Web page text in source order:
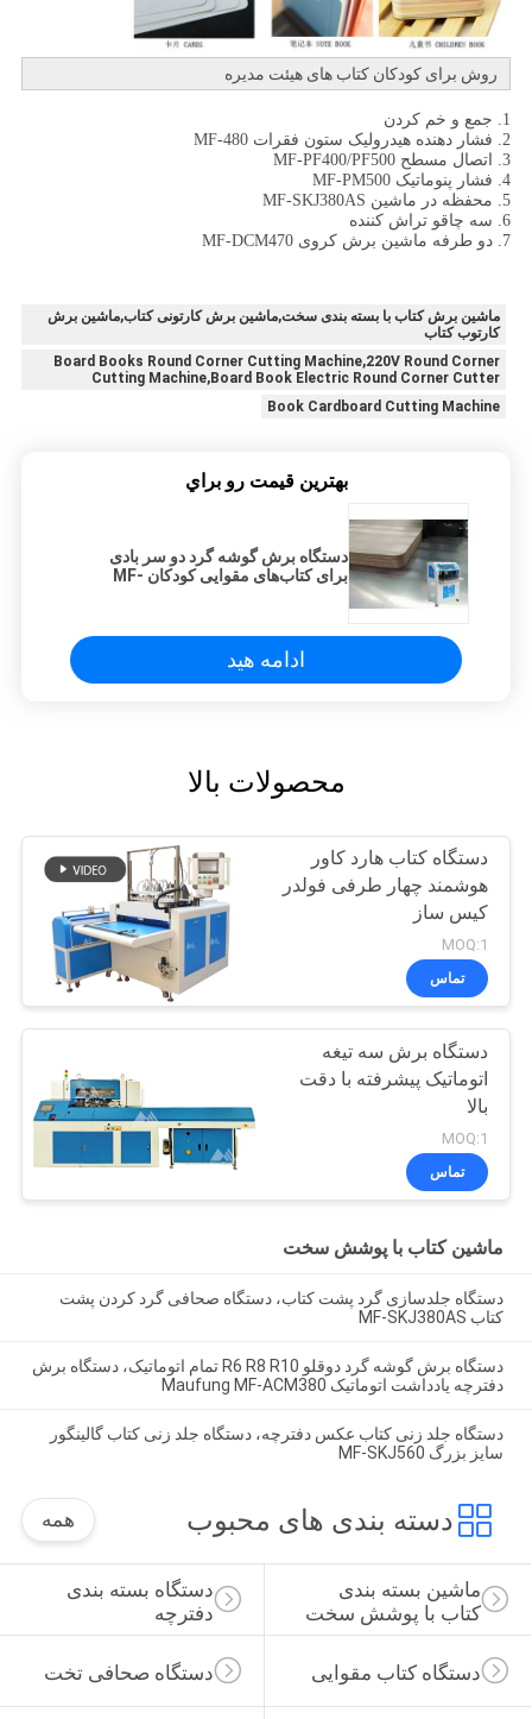
روش برای کودکان کتاب های هیئت مدیره
1. جمع و خم کردن
2. فشار دهنده هیدرولیک ستون فقرات MF-480
3. اتصال مسطح MF-PF400/PF500
4. فشار پنوماتیک MF-PM500
5. محفظه در ماشین MF-SKJ380AS
6. سه چاقو تراش کننده
7. دو طرفه ماشین برش کروی MF-DCM470
ماشین برش کتاب با بسته بندی سخت,ماشین برش کارتونی کتاب,ماشین برش
کارتوب کتاب
Board Books Round Corner Cutting Machine,220V Round Corner
Cutting Machine,Board Book Electric Round Corner Cutter
Book Cardboard Cutting Machine
بهترين قيمت رو براي
دستگاه برش گوشه گرد دو سر بادی
برای کتاب‌های مقوایی کودکان MF-
ادامه هید
محصولات بالا
دستگاه کتاب هارد کاور
هوشمند چهار طرفی فولدر
کیس ساز
MOQ:1
تماس
دستگاه برش سه تیغه
اتوماتیک پیشرفته با دقت
بالا
MOQ:1
تماس
ماشین کتاب با پوشش سخت
دستگاه جلدسازی گرد پشت کتاب، دستگاه صحافی گرد کردن پشت
کتاب MF-SKJ380AS
دستگاه برش گوشه گرد دوقلو R6 R8 R10 تمام اتوماتیک، دستگاه برش
دفترچه یادداشت اتوماتیک Maufung MF-ACM380
دستگاه جلد زنی کتاب عکس دفترچه، دستگاه جلد زنی کتاب گالینگور
سایز بزرگ MF-SKJ560
دسته بندی های محبوب همه
دستگاه بسته بندی
دفترچه
ماشین بسته بندی
کتاب با پوشش سخت
دستگاه صحافی تخت دستگاه کتاب مقوایی